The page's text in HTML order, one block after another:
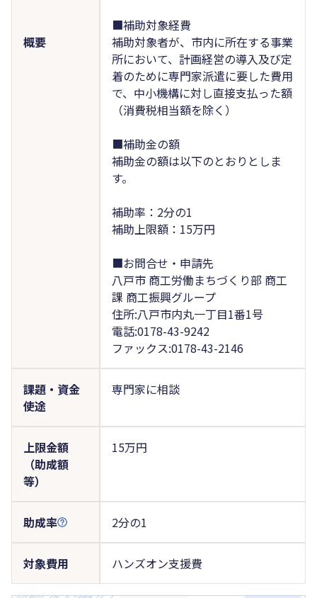
概要
■補助対象経費
補助対象者が、市内に所在する事業
所において、計画経営の導入及び定
着のために専門家派遣に要した費用
で、中小機構に対し直接支払った額
（消費税相当額を除く）
■補助金の額
補助金の額は以下のとおりとしま
す。
補助率：2分の1
補助上限額：15万円
■お問合せ・申請先
八戸市 商工労働まちづくり部 商工
課 商工振興グループ
住所:八戸市内丸一丁目1番1号
電話:0178-43-9242
ファックス:0178-43-2146
課題・資金
使途
専門家に相談
上限金額
（助成額
等）
15万円
助成率 2分の1
対象費用 ハンズオン支援費